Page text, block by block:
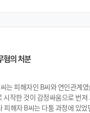
하였습니다. 당시 의뢰인은
한경 변호인단은 집행유예 가
해 드렸고, 설명을 들은 의뢰인
였습니다.
혐의 처분
는 피해자인 B씨와 연인관계
시작한 것이 감정싸움으로 번져
피해자 B씨는 다툼 과정에 있었